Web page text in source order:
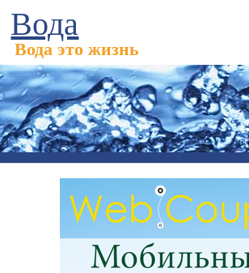
Вода
Вода это жизнь